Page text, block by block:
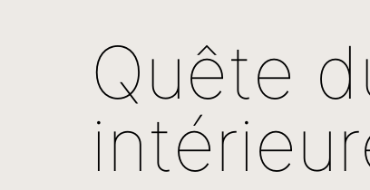
Quête